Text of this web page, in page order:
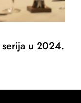
serija u 2024.